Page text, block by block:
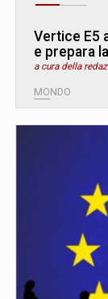
Vertice E5
e prepara
a cura della
MONDO